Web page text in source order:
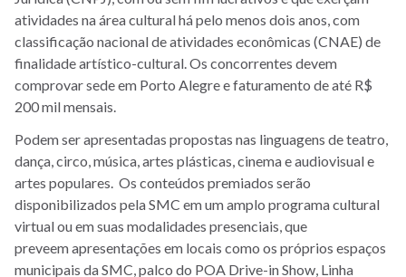
atividades na área cultural há pelo menos dois anos, com
classificação nacional de atividades econômicas (CNAE) de
finalidade artístico-cultural. Os concorrentes devem
comprovar sede em Porto Alegre e faturamento de até R$
200 mil mensais.
Podem ser apresentadas propostas nas linguagens de teatro,
dança, circo, música, artes plásticas, cinema e audiovisual e
artes populares. Os conteúdos premiados serão
disponibilizados pela SMC em um amplo programa cultural
virtual ou em suas modalidades presenciais, que
preveem apresentações em locais como os próprios espaços
municipais da SMC, palco do POA Drive-in Show, Linha